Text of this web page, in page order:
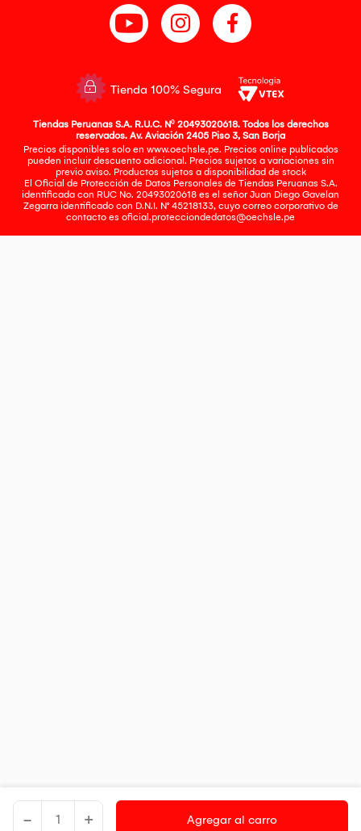
- + Agregar al carro
Tienda 100% Segura
Tiendas Peruanas S.A. R.U.C. Nº 20493020618. Todos los derechos
reservados. Av. Aviación 2405 Piso 3, San Borja
Precios disponibles solo en www.oechsle.pe. Precios online publicados
pueden incluir descuento adicional. Precios sujetos a variaciones sin
previo aviso. Productos sujetos a disponibilidad de stock
El Oficial de Protección de Datos Personales de Tiendas Peruanas S.A.
identificada con RUC No. 20493020618 es el señor Juan Diego Gavelan
Zegarra identificado con D.N.I. N° 45218133, cuyo correo corporativo de
contacto es oficial.protecciondedatos@oechsle.pe